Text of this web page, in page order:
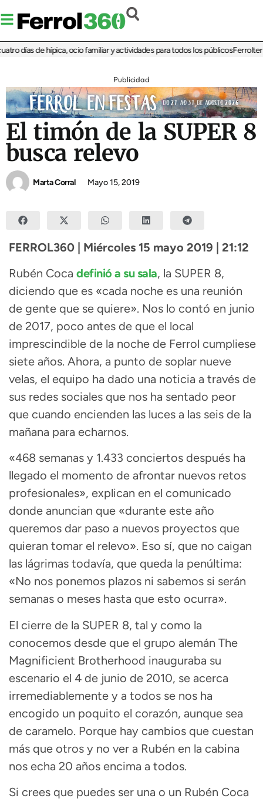
días de hípica, ocio familiar y actividades para todos los públicosFerrolterra
Publicidad
El timón de la SUPER 8
busca relevo
Marta Corral Mayo 15, 2019
FERROL360 | Miércoles 15 mayo 2019 | 21:12
Rubén Coca definió a su sala, la SUPER 8,
diciendo que es «cada noche es una reunión
de gente que se quiere». Nos lo contó en junio
de 2017, poco antes de que el local
imprescindible de la noche de Ferrol cumpliese
siete años. Ahora, a punto de soplar nueve
velas, el equipo ha dado una noticia a través de
sus redes sociales que nos ha sentado peor
que cuando encienden las luces a las seis de la
mañana para echarnos.
«468 semanas y 1.433 conciertos después ha
llegado el momento de afrontar nuevos retos
profesionales», explican en el comunicado
donde anuncian que «durante este año
queremos dar paso a nuevos proyectos que
quieran tomar el relevo». Eso sí, que no caigan
las lágrimas todavía, que queda la penúltima:
«No nos ponemos plazos ni sabemos si serán
semanas o meses hasta que esto ocurra».
El cierre de la SUPER 8, tal y como la
conocemos desde que el grupo alemán The
Magnificient Brotherhood inauguraba su
escenario el 4 de junio de 2010, se acerca
irremediablemente y a todos se nos ha
encogido un poquito el corazón, aunque sea
de caramelo. Porque hay cambios que cuestan
más que otros y no ver a Rubén en la cabina
nos echa 20 años encima a todos.
Si crees que puedes ser una o un Rubén Coca